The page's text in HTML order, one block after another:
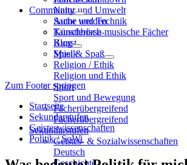
Natur und Umwelt
Sache und Technik
Künstlerisch-musische Fächer
Kunst
Musik
Religion / Ethik
Religion und Ethik
Sport
Sport und Bewegung
Fächerübergreifend
Fächerübergreifend
Sekundarstufen
Geistes- & Sozialwissenschaften
Deutsch
Geschichte
Community
Autor werden
Tauschbörse
Blog
Spiel & Spaß
Zum Footer springen
Startseite
Sekundarstufen
Geisteswissenschaften
Politik / SoWi